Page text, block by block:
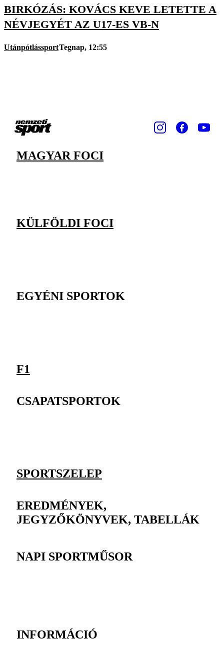
BIRKÓZÁS: KOVÁCS KEVE LETETTE A
NÉVJEGYÉT AZ U17-ES VB-N
UtánpótlássportTegnap, 12:55
MAGYAR FOCI
KÜLFÖLDI FOCI
EGYÉNI SPORTOK
F1
CSAPATSPORTOK
SPORTSZELEP
EREDMÉNYEK,
JEGYZŐKÖNYVEK, TABELLÁK
NAPI SPORTMŰSOR
INFORMÁCIÓ